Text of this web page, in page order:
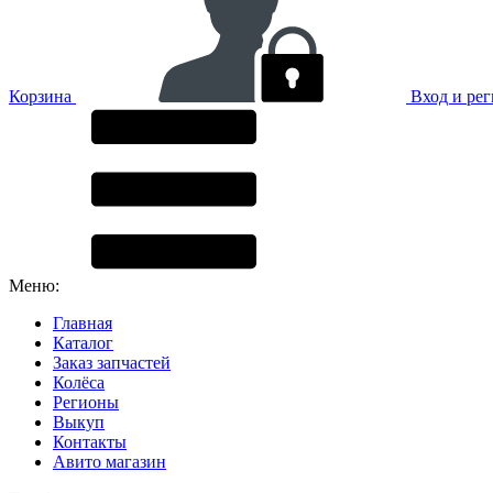
Корзина Вход и
Меню:
Главная
Каталог
Заказ запчастей
Колёса
Регионы
Выкуп
Контакты
Авито магазин